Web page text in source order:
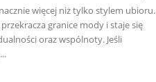
więcej niż tylko stylem ubioru.
granice mody i staje się
oraz wspólnoty. Jeśli